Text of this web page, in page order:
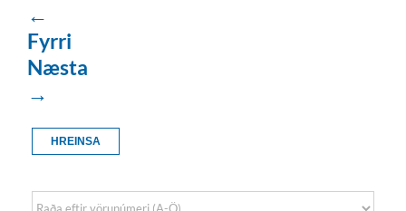
←
Fyrri
Næsta
→
HREINSA
Sort Products